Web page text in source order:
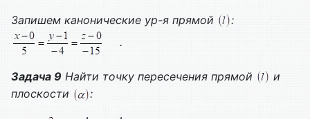
Запишем канонические ур-я прямой
:
.
Задача 9 Найти точку пересечения прямой
и
плоскости
: